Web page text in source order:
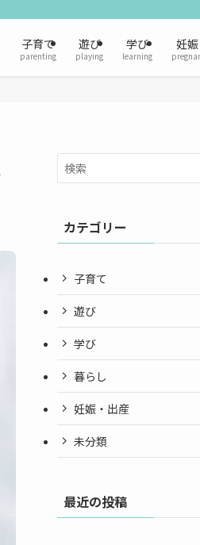
子育て
parenting
遊び
playing
学び
learning
妊
カテゴリー
子育て
遊び
学び
暮らし
妊娠・出産
未分類
最近の投稿